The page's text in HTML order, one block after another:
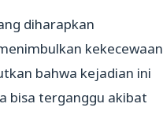
diharapkan
kekecewaan
bahwa kejadian ini
bisa terganggu akibat